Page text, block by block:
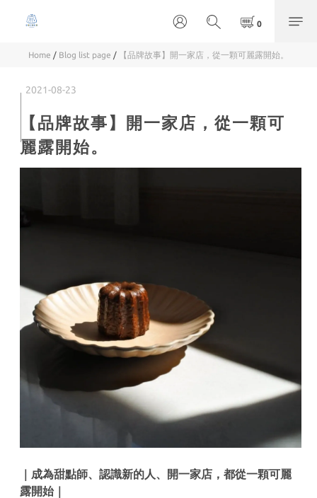
Home / Blog list page / 【品牌故事】開一家店，從一顆可麗露開始。
2021-08-23
【品牌故事】開一家店，從一顆可
麗露開始。
｜成為甜點師、認識新的人、開一家店，都從一顆可麗
露開始｜